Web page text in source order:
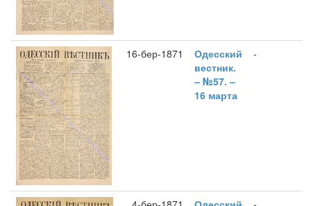
16-бер-1871
Одесский
вестник.
– №57. –
16 марта
-